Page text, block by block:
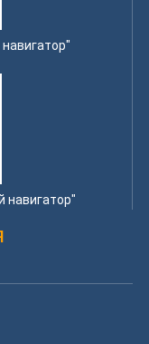
навигатор"